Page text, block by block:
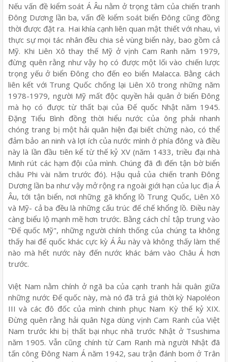
Nếu vấn đề kiểm soát Á Âu nằm ở trọng tâm của chiến tranh
Đông Dương lần ba, vấn đề kiểm soát biển Đông cũng đồng
thời được đặt ra. Hai khía cạnh liên quan mật thiết với nhau, vì
thực sự mọi tác nhân đều chia sẻ vùng biển này, bao gồm cả
Mỹ. Khi Liên Xô thay thế Mỹ ở vịnh Cam Ranh năm 1979,
đừng quên rằng như vậy họ có được một lối vào chiến lược
trọng yếu ở biển Đông cho đến eo biển Malacca. Bằng cách
liên kết với Trung Quốc chống lại Liên Xô trong những năm
1978-1979, người Mỹ mất độc quyền hải quân ở biển Đông
mà họ có được từ thất bại của Đế quốc Nhật năm 1945.
Đặng Tiểu Bình đồng thời hiểu nước của ông phải nhanh
chóng trang bị một hải quân hiện đại biết chừng nào, có thể
đảm bảo an ninh và lợi ích của nước mình ở phía đông và điều
này là lần đầu tiên kể từ thế kỷ XV (năm 1433, triều đại nhà
Minh rút các hạm đội của mình. Chúng đã đi đến tận bờ biển
châu Phi vài năm trước đó). Hậu quả của chiến tranh Đông
Dương lần ba như vậy mở rộng ra ngoài giới hạn của lục địa Á
Âu, tới tận biển, nơi những gã khổng lồ Trung Quốc, Liên Xô
và Mỹ- cả ba đều là những cấu trúc đế chế khổng lồ. Điều này
càng biểu lộ mạnh mẽ hơn trước. Bằng cách chỉ tập trung vào
"Đế quốc Mỹ", những người chính thống của chúng ta không
thấy hai đế quốc khác cực kỳ Á Âu này và không thấy làm thế
nào mà hết nước này đến nước khác bám vào Châu Á hơn
trước.
Việt Nam nằm chính ở ngã ba của cạnh tranh hải quân giữa
những nước Đế quốc này, mà nó đã trả giá thời kỳ Napoléon
III và các đô đốc của mình chinh phục Nam Kỳ thế kỷ XIX.
Đừng quên rằng hải quân Nga dùng vịnh Cam Ranh của Việt
Nam trước khi bị thất bại nhục nhã trước Nhật ở Tsushima
năm 1905. Vẫn cũng chính từ Cam Ranh mà người Nhật đã
tấn công Đông Nam Á năm 1942, sau trận đánh bom ở Trân